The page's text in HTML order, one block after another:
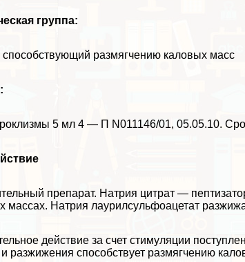
группа:
размягчению каловых масс
5 мл 4 — П N011146/01, 05.05.10.
препарат. Натрия цитрат —
Натрия лаурилсульфоацетат
действие за счет стимуляции
разжижения способствует размягчению